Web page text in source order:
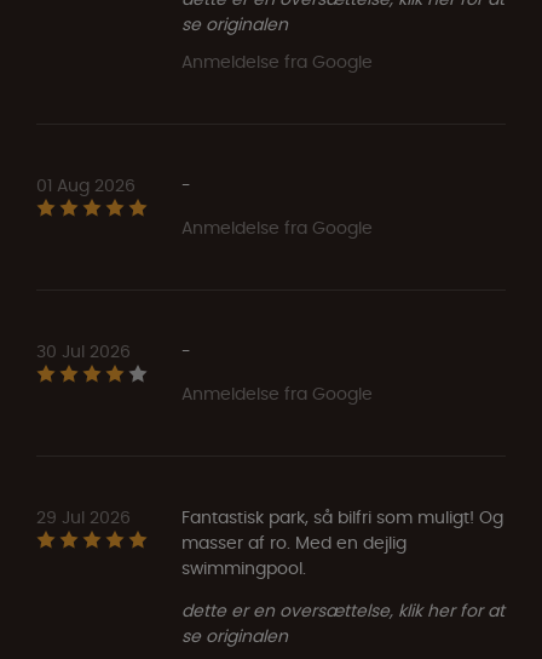
se originalen
Anmeldelse fra Google
01 Aug 2026
-
Anmeldelse fra Google
30 Jul 2026
-
Anmeldelse fra Google
29 Jul 2026
Fantastisk park, så bilfri som muligt! Og
masser af ro. Med en dejlig
swimmingpool.
dette er en oversættelse, klik her for at
se originalen